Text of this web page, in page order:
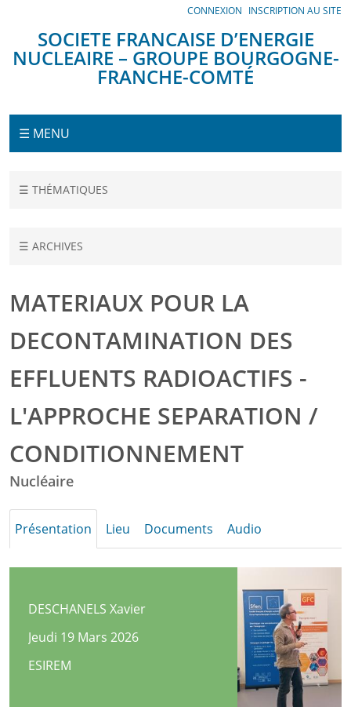
CONNEXION INSCRIPTION AU SITE
SOCIETE FRANCAISE D’ENERGIE
NUCLEAIRE – GROUPE BOURGOGNE-
FRANCHE-COMTÉ
Menu
☰ MENU
DES EFFLUENTS
RADIOACTIFS -
L'APPROCHE
SEPARATION /
CONDITIONNEMENT
☰ THÉMATIQUES
☰ ARCHIVES
MATERIAUX POUR LA
DECONTAMINATION DES
EFFLUENTS RADIOACTIFS -
L'APPROCHE SEPARATION /
CONDITIONNEMENT
Nucléaire
Présentation Lieu Documents Audio
DESCHANELS Xavier
Jeudi 19 Mars 2026
ESIREM
Panneau de gestion des cookies